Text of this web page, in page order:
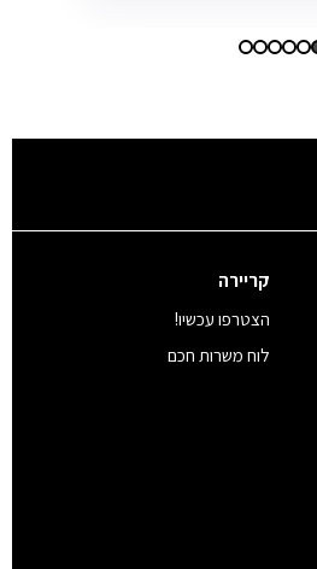
קריירה
הצטרפו עכשיו!
לוח משרות חכם